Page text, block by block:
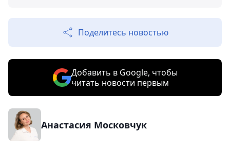
Поделитесь новостью
Добавить в Google, чтобы
читать новости первым
Анастасия Московчук